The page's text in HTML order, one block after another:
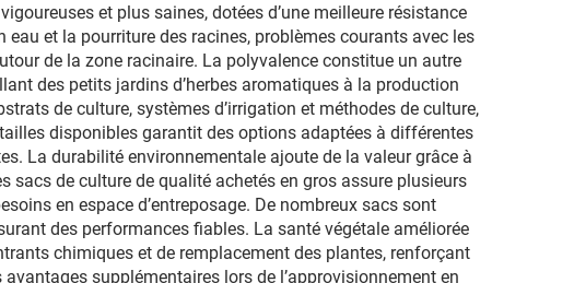
et plus saines, dotées d’une meilleure résistance
et la pourriture des racines, problèmes courants avec les
de la zone racinaire. La polyvalence constitue un autre
des petits jardins d’herbes aromatiques à la production
de culture, systèmes d’irrigation et méthodes de culture,
disponibles garantit des options adaptées à différentes
La durabilité environnementale ajoute de la valeur grâce à
sacs de culture de qualité achetés en gros assure plusieurs
en espace d’entreposage. De nombreux sacs sont
des performances fiables. La santé végétale améliorée
chimiques et de remplacement des plantes, renforçant
supplémentaires lors de l’approvisionnement en